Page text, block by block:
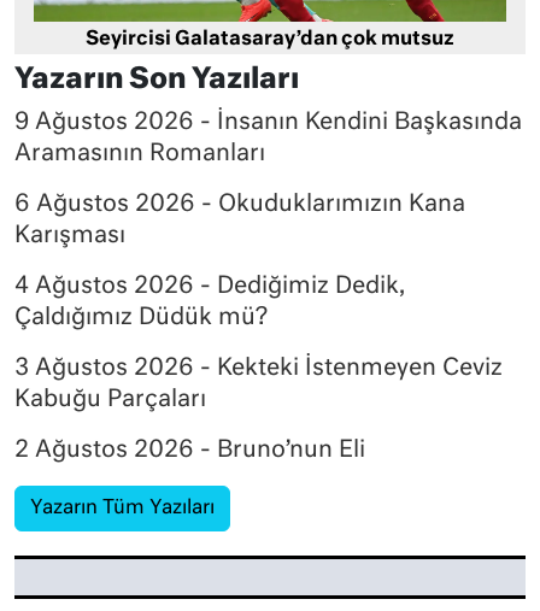
Seyircisi Galatasaray’dan çok mutsuz
Yazarın Son Yazıları
9 Ağustos 2026 - İnsanın Kendini Başkasında
Aramasının Romanları
6 Ağustos 2026 - Okuduklarımızın Kana
Karışması
4 Ağustos 2026 - Dediğimiz Dedik,
Çaldığımız Düdük mü?
3 Ağustos 2026 - Kekteki İstenmeyen Ceviz
Kabuğu Parçaları
2 Ağustos 2026 - Bruno’nun Eli
Yazarın Tüm Yazıları